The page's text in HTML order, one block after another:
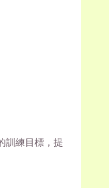
訓練目標，提